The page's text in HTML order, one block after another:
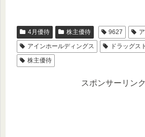
4月優待 株主優待 9627
アインホールディングス
ドラッグス
株主優待
スポンサーリンク